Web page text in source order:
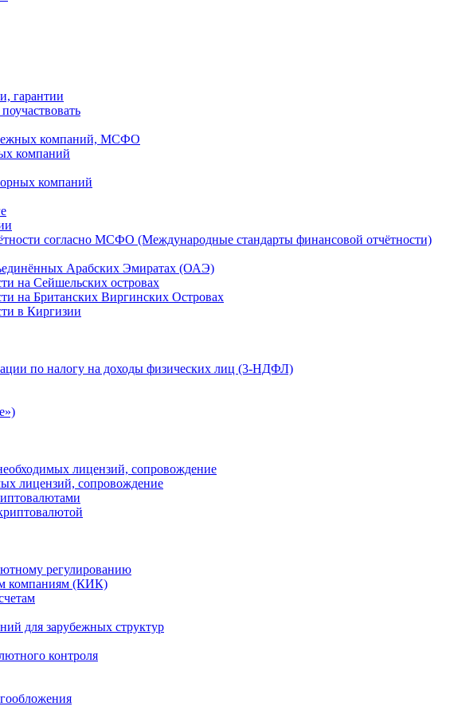
гарантии
компаний, МСФО
компаний
компаний
согласно МСФО (Международные стандарты финансовой отчётности)
Арабских Эмиратах (ОАЭ)
на Сейшельских островах
на Британских Виргинских Островах
в Киргизии
по налогу на доходы физических лиц (3-НДФЛ)
лицензий, сопровождение
лицензий, сопровождение
регулированию
компаниям (КИК)
для зарубежных структур
контроля